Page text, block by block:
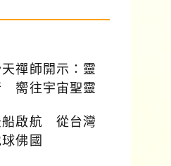
禪師開示：靈
嚮往宇宙聖靈
船啟航 從台灣
佛國